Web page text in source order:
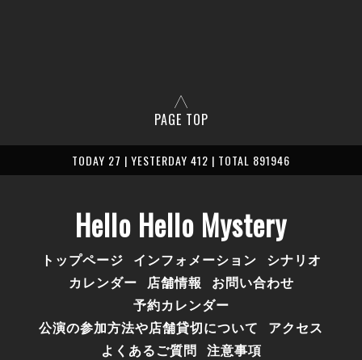
PAGE TOP
TODAY 27 | YESTERDAY 412 | TOTAL 891946
Hello Hello Mystery
トップページ インフォメーション シナリオ
カレンダー
店舗情報
お問い合わせ
予約カレンダー
公演の参加方法や店舗貸切について
アクセス
よくあるご質問 注意事項